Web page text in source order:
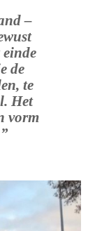
–
de
te
Het
vorm